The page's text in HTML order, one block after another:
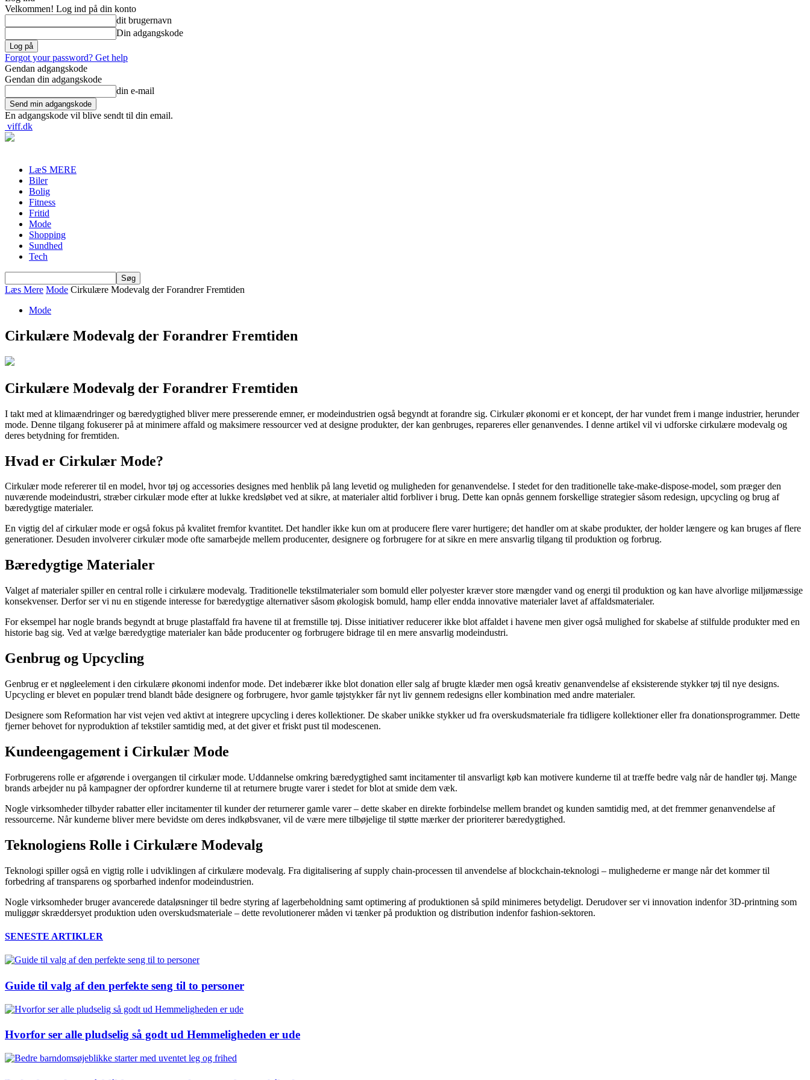
Velkommen! Log ind på din konto
dit brugernavn
Din adgangskode
Forgot your password? Get help
Gendan adgangskode
Gendan din adgangskode
din e-mail
En adgangskode vil blive sendt til din email.
viff.dk
LæS MERE
Biler
Bolig
Fitness
Fritid
Mode
Shopping
Sundhed
Tech
Læs Mere Mode Cirkulære Modevalg der Forandrer Fremtiden
Mode
Cirkulære Modevalg der Forandrer Fremtiden
Cirkulære Modevalg der Forandrer Fremtiden
I takt med at klimaændringer og bæredygtighed bliver mere presserende emner, er modeindustrien også begyndt at forandre sig. Cirkulær økonomi er et koncept, der har vundet frem i mange industrier, herunder
mode. Denne tilgang fokuserer på at minimere affald og maksimere ressourcer ved at designe produkter, der kan genbruges, repareres eller genanvendes. I denne artikel vil vi udforske cirkulære modevalg og
deres betydning for fremtiden.
Hvad er Cirkulær Mode?
Cirkulær mode refererer til en model, hvor tøj og accessories designes med henblik på lang levetid og muligheden for genanvendelse. I stedet for den traditionelle take-make-dispose-model, som præger den
nuværende modeindustri, stræber cirkulær mode efter at lukke kredsløbet ved at sikre, at materialer altid forbliver i brug. Dette kan opnås gennem forskellige strategier såsom redesign, upcycling og brug af
bæredygtige materialer.
En vigtig del af cirkulær mode er også fokus på kvalitet fremfor kvantitet. Det handler ikke kun om at producere flere varer hurtigere; det handler om at skabe produkter, der holder længere og kan bruges af flere
generationer. Desuden involverer cirkulær mode ofte samarbejde mellem producenter, designere og forbrugere for at sikre en mere ansvarlig tilgang til produktion og forbrug.
Bæredygtige Materialer
Valget af materialer spiller en central rolle i cirkulære modevalg. Traditionelle tekstilmaterialer som bomuld eller polyester kræver store mængder vand og energi til produktion og kan have alvorlige miljømæssige
konsekvenser. Derfor ser vi nu en stigende interesse for bæredygtige alternativer såsom økologisk bomuld, hamp eller endda innovative materialer lavet af affaldsmaterialer.
For eksempel har nogle brands begyndt at bruge plastaffald fra havene til at fremstille tøj. Disse initiativer reducerer ikke blot affaldet i havene men giver også mulighed for skabelse af stilfulde produkter med en
historie bag sig. Ved at vælge bæredygtige materialer kan både producenter og forbrugere bidrage til en mere ansvarlig modeindustri.
Genbrug og Upcycling
Genbrug er et nøgleelement i den cirkulære økonomi indenfor mode. Det indebærer ikke blot donation eller salg af brugte klæder men også kreativ genanvendelse af eksisterende stykker tøj til nye designs.
Upcycling er blevet en populær trend blandt både designere og forbrugere, hvor gamle tøjstykker får nyt liv gennem redesigns eller kombination med andre materialer.
Designere som Reformation har vist vejen ved aktivt at integrere upcycling i deres kollektioner. De skaber unikke stykker ud fra overskudsmateriale fra tidligere kollektioner eller fra donationsprogrammer. Dette
fjerner behovet for nyproduktion af tekstiler samtidig med, at det giver et friskt pust til modescenen.
Kundeengagement i Cirkulær Mode
Forbrugerens rolle er afgørende i overgangen til cirkulær mode. Uddannelse omkring bæredygtighed samt incitamenter til ansvarligt køb kan motivere kunderne til at træffe bedre valg når de handler tøj. Mange
brands arbejder nu på kampagner der opfordrer kunderne til at returnere brugte varer i stedet for blot at smide dem væk.
Nogle virksomheder tilbyder rabatter eller incitamenter til kunder der returnerer gamle varer – dette skaber en direkte forbindelse mellem brandet og kunden samtidig med, at det fremmer genanvendelse af
ressourcerne. Når kunderne bliver mere bevidste om deres indkøbsvaner, vil de være mere tilbøjelige til støtte mærker der prioriterer bæredygtighed.
Teknologiens Rolle i Cirkulære Modevalg
Teknologi spiller også en vigtig rolle i udviklingen af cirkulære modevalg. Fra digitalisering af supply chain-processen til anvendelse af blockchain-teknologi – mulighederne er mange når det kommer til
forbedring af transparens og sporbarhed indenfor modeindustrien.
Nogle virksomheder bruger avancerede dataløsninger til bedre styring af lagerbeholdning samt optimering af produktionen så spild minimeres betydeligt. Derudover ser vi innovation indenfor 3D-printning som
muliggør skræddersyet produktion uden overskudsmateriale – dette revolutionerer måden vi tænker på produktion og distribution indenfor fashion-sektoren.
SENESTE ARTIKLER
Guide til valg af den perfekte seng til to personer
Hvorfor ser alle pludselig så godt ud Hemmeligheden er ude